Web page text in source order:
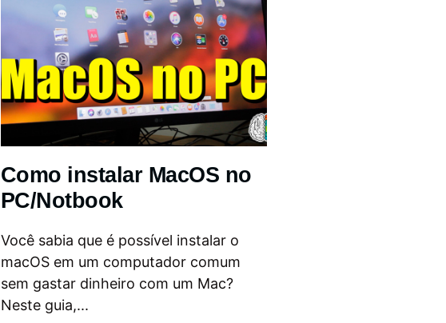
Como instalar MacOS no
PC/Notbook
Você sabia que é possível instalar o
macOS em um computador comum
sem gastar dinheiro com um Mac?
Neste guia,...